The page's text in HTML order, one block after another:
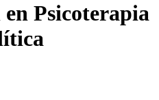
Psicoterapia